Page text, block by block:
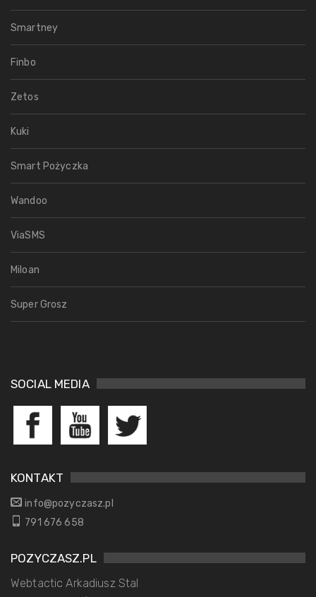
Smartney
Finbo
Zetos
Kuki
Smart Pożyczka
Wandoo
ViaSMS
Miloan
Super Grosz
SOCIAL MEDIA
KONTAKT
info@pozyczasz.pl
791 676 658
POZYCZASZ.PL
Webtactic Arkadiusz Stal